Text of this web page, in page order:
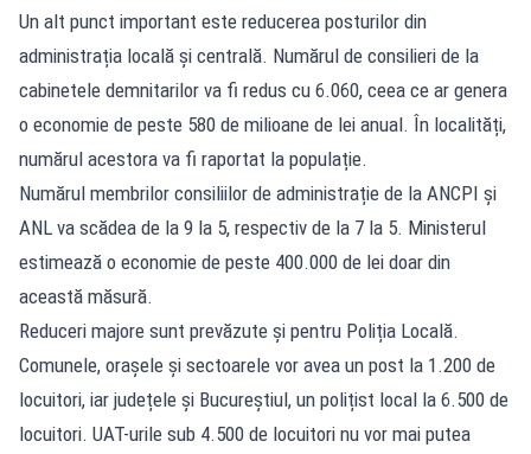
Un alt punct important este reducerea posturilor din
administrația locală și centrală. Numărul de consilieri de la
cabinetele demnitarilor va fi redus cu 6.060, ceea ce ar genera
o economie de peste 580 de milioane de lei anual. În localități,
numărul acestora va fi raportat la populație.
Numărul membrilor consiliilor de administrație de la ANCPI și
ANL va scădea de la 9 la 5, respectiv de la 7 la 5. Ministerul
estimează o economie de peste 400.000 de lei doar din
această măsură.
Reduceri majore sunt prevăzute și pentru Poliția Locală.
Comunele, orașele și sectoarele vor avea un post la 1.200 de
locuitori, iar județele și Bucureștiul, un polițist local la 6.500 de
locuitori. UAT-urile sub 4.500 de locuitori nu vor mai putea